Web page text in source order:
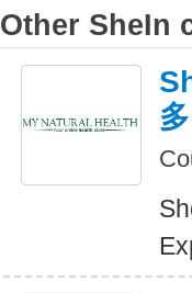
Other SheIn
多